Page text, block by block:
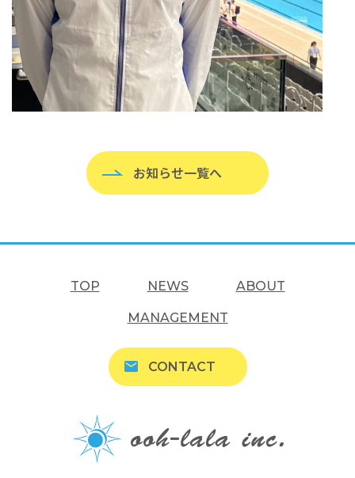
お知らせ一覧へ
TOP NEWS ABOUT
MANAGEMENT
CONTACT